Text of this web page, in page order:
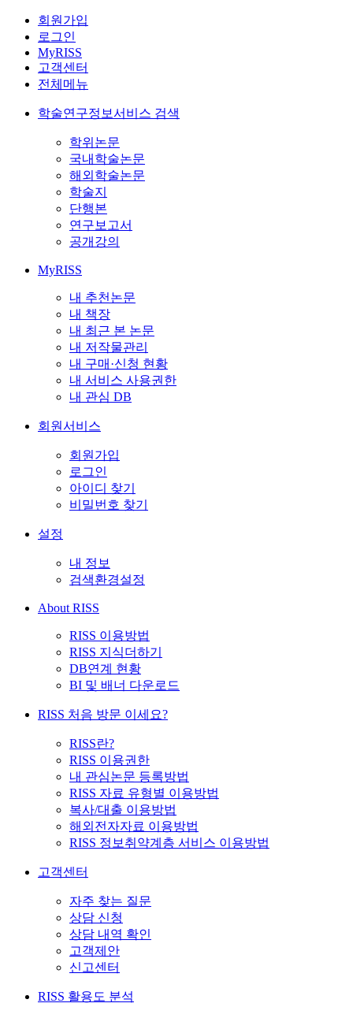
회원가입
로그인
MyRISS
고객센터
전체메뉴
학술연구정보서비스 검색
학위논문
국내학술논문
해외학술논문
학술지
단행본
연구보고서
공개강의
MyRISS
내 추천논문
내 책장
내 최근 본 논문
내 저작물관리
내 구매·신청 현황
내 서비스 사용권한
내 관심 DB
회원서비스
회원가입
로그인
아이디 찾기
비밀번호 찾기
설정
내 정보
검색환경설정
About RISS
RISS 이용방법
RISS 지식더하기
DB연계 현황
BI 및 배너 다운로드
RISS 처음 방문 이세요?
RISS란?
RISS 이용권한
내 관심논문 등록방법
RISS 자료 유형별 이용방법
복사/대출 이용방법
해외전자자료 이용방법
RISS 정보취약계층 서비스 이용방법
고객센터
자주 찾는 질문
상담 신청
상담 내역 확인
고객제안
신고센터
RISS 활용도 분석